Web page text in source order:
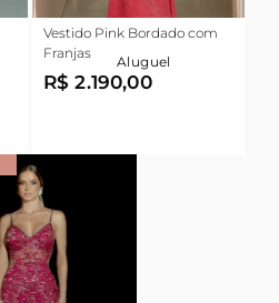
Vestido Pink Bordado com
Franjas
Aluguel
R$ 2.190,00